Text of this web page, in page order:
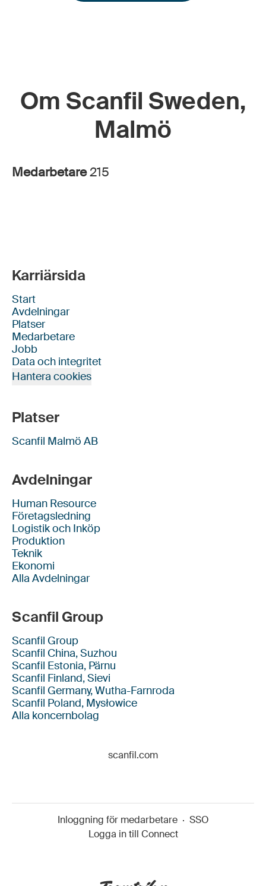
Om Scanfil Sweden,
Malmö
Medarbetare215
Karriärsida
Start
Avdelningar
Platser
Medarbetare
Jobb
Data och integritet
Hantera cookies
Platser
Scanfil Malmö AB
Avdelningar
Human Resource
Företagsledning
Logistik och Inköp
Produktion
Teknik
Ekonomi
Alla Avdelningar
Scanfil Group
Scanfil Group
Scanfil China, Suzhou
Scanfil Estonia, Pärnu
Scanfil Finland, Sievi
Scanfil Germany, Wutha-Farnroda
Scanfil Poland, Mysłowice
Alla koncernbolag
scanfil.com
Inloggning för medarbetare · SSO
Logga in till Connect